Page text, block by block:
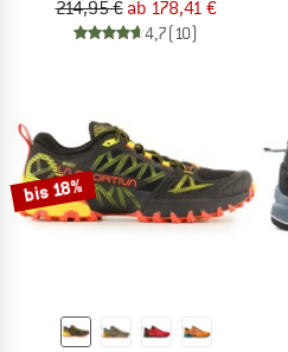
214,95 € ab 178,41 €
4,7(10)
bis 18%